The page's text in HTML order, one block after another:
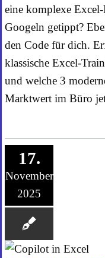
eine komplexe
Googeln getippt?
den Code für dich.
klassische Excel-
und welche 3
Marktwert im Büro
17.
November
2025